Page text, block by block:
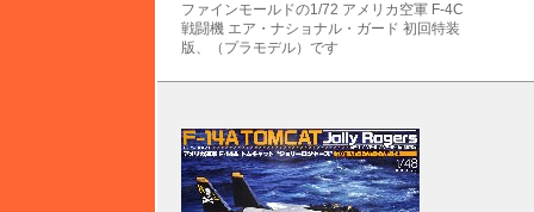
ファインモールドの1/72 アメリカ空軍 F-4C
戦闘機 エア・ナショナル・ガード 初回特装
版、（プラモデル）です